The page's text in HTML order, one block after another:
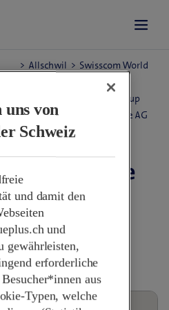
Allschwil
Swisscom World
Partner -
baselnetgroup
Shop Service AG
Partner -
Shop Service
Schweiz
direkt im Shop
uns von
Schweiz
und damit den
und
gewährleisten,
erforderliche
aus
Typen, welche